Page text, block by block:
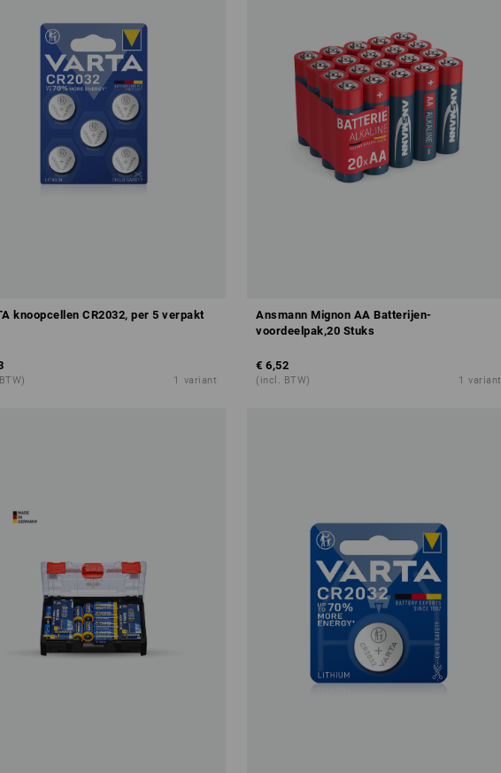
knoopcellen CR2032, per 5 verpakt
1 variant
Ansmann Mignon AA Batterijen-
voordeelpak,20 Stuks
€ 6,52
(incl. BTW) 1 variant